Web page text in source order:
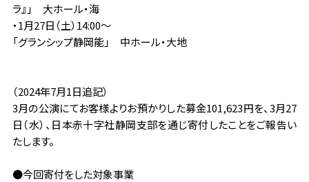
ラ』」 大ホール・海
・1月27日（土）14:00～
「グランシップ静岡能」 中ホール・大地
（2024年7月1日追記）
3月の公演にてお客様よりお預かりした募金101,623円を、3月27
日（水）、日本赤十字社静岡支部を通じ寄付したことをご報告い
たします。
●今回寄付をした対象事業